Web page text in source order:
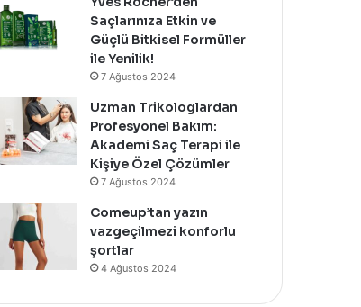
Saçlarınıza Etkin ve
Güçlü Bitkisel Formüller
ile Yenilik!
7 Ağustos 2024
Uzman Trikologlardan
Profesyonel Bakım:
Akademi Saç Terapi ile
Kişiye Özel Çözümler
7 Ağustos 2024
Comeup’tan yazın
vazgeçilmezi konforlu
şortlar
4 Ağustos 2024